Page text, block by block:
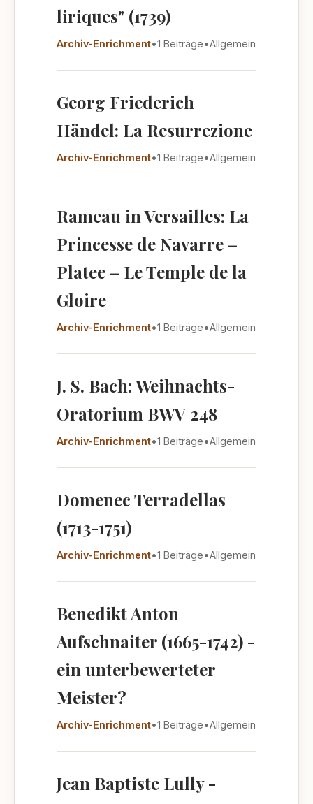
liriques" (1739)
Archiv-Enrichment•1 Beiträge•Allgemein
Georg Friederich
Händel: La Resurrezione
Archiv-Enrichment•1 Beiträge•Allgemein
Rameau in Versailles: La
Princesse de Navarre –
Platee – Le Temple de la
Gloire
Archiv-Enrichment•1 Beiträge•Allgemein
J. S. Bach: Weihnachts-
Oratorium BWV 248
Archiv-Enrichment•1 Beiträge•Allgemein
Domenec Terradellas
(1713-1751)
Archiv-Enrichment•1 Beiträge•Allgemein
Benedikt Anton
Aufschnaiter (1665-1742) -
ein unterbewerteter
Meister?
Archiv-Enrichment•1 Beiträge•Allgemein
Jean Baptiste Lully -